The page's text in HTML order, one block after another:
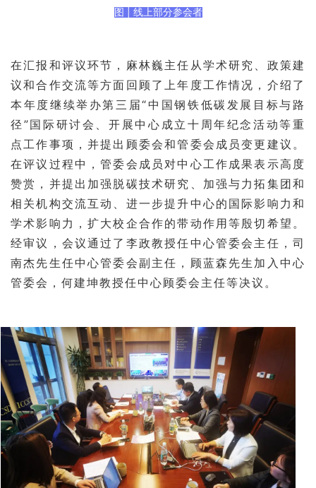
图 线上部分参会者
在汇报和评议环节，麻林巍主任从学术研究、政策建
议和合作交流等方面回顾了上年度工作情况，介绍了
本年度继续举办第三届“ 中国钢铁低碳发展目标与路
径 ” 国际研讨会、开展中心成立十周年纪念活动等重
点工作事项，并提出顾委会和管委会成员变更建议。
在评议过程中，管委会成员对中心工作成果表示高度
赞赏，并提出加强脱碳技术研究、加强与力拓集团和
相关机构交流互动、进一步提升中心的国际影响力和
学术影响力，扩大校企合作的带动作用等殷切希望。
经审议，会议通过了李政教授任中心管委会主任，司
南杰先生任中心管委会副主任，顾蓝森先生加入中心
管委会，何建坤教授任中心顾委会主任等决议。